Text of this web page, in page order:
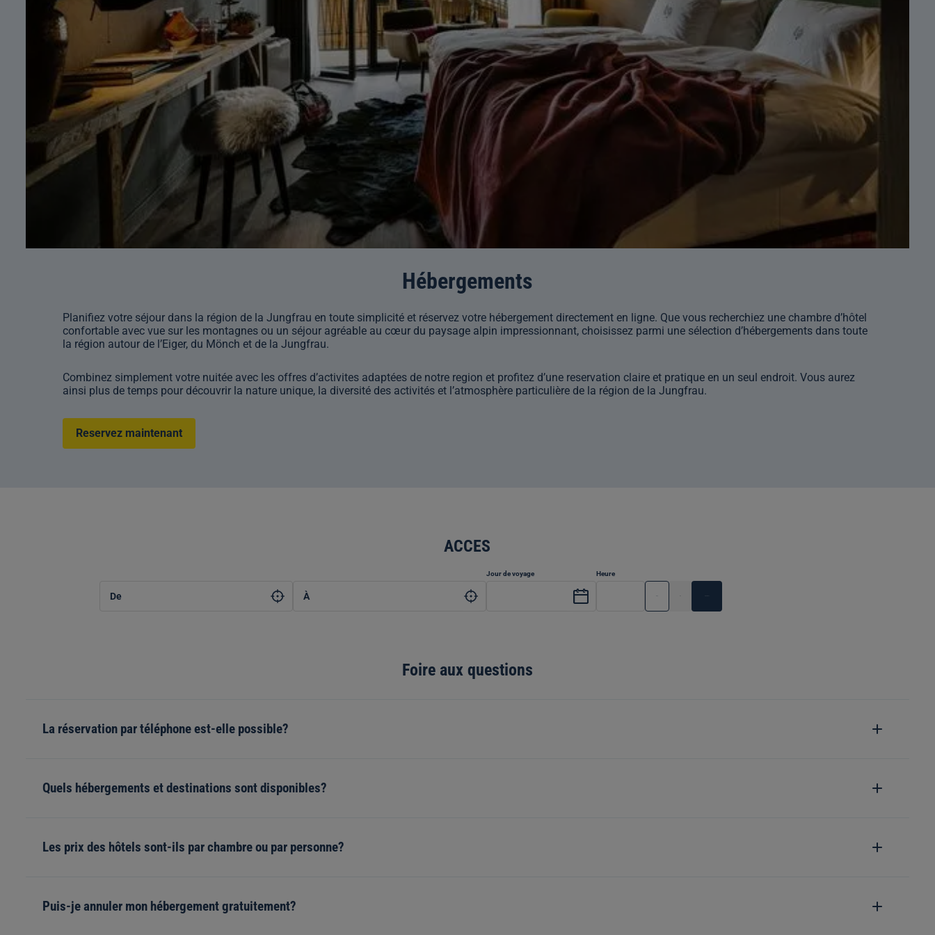
Hébergements
Planifiez votre séjour dans la région de la Jungfrau en toute simplicité et réservez votre hébergement directement en ligne. Que vous recherchiez une chambre d’hôtel
confortable avec vue sur les montagnes ou un séjour agréable au cœur du paysage alpin impressionnant, choisissez parmi une sélection d’hébergements dans toute
la région autour de l’Eiger, du Mönch et de la Jungfrau.
Combinez simplement votre nuitée avec les offres d’activites adaptées de notre region et profitez d’une reservation claire et pratique en un seul endroit. Vous aurez
ainsi plus de temps pour découvrir la nature unique, la diversité des activités et l’atmosphère particulière de la région de la Jungfrau.
Reservez maintenant
ACCES
De À
Foire aux questions
La réservation par téléphone est-elle possible?
Quels hébergements et destinations sont disponibles?
Les prix des hôtels sont-ils par chambre ou par personne?
Puis-je annuler mon hébergement gratuitement?